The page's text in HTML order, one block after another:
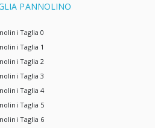
PANNOLINO
Taglia 0
Taglia 1
Taglia 2
Taglia 3
Taglia 4
Taglia 5
Taglia 6